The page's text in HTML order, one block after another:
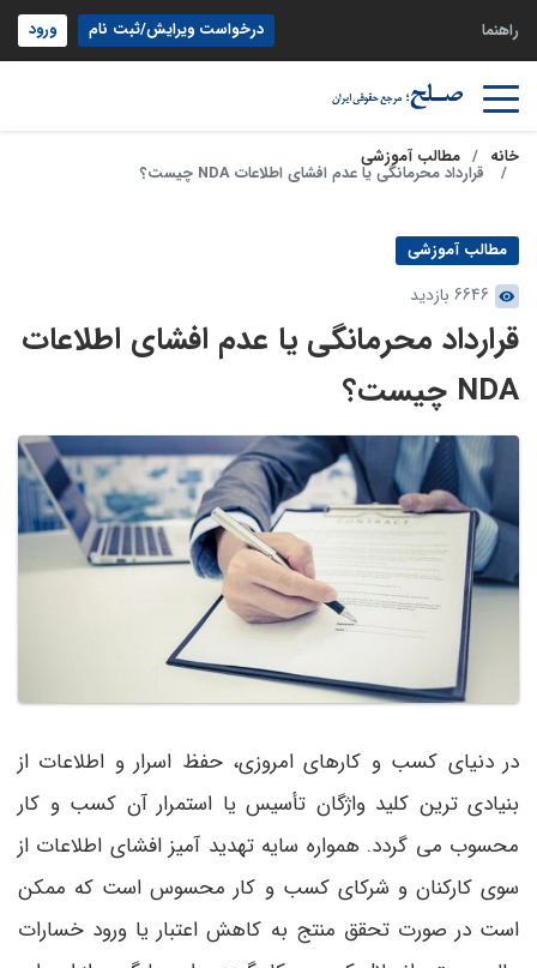
راهنما درخواست ویرایش/ثبت نام ورود
خانه مطالب آموزشی
قرارداد محرمانگی یا عدم افشای اطلاعات NDA چیست؟
مطالب آموزشی
6646 بازدید
قرارداد محرمانگی یا عدم افشای اطلاعات
NDA چیست؟
در دنیای کسب و کارهای امروزی، حفظ اسرار و اطلاعات از
بنیادی ترین کلید واژگان تأسیس یا استمرار آن کسب و کار
محسوب می گردد. همواره سایه تهدید آمیز افشای اطلاعات از
سوی کارکنان و شرکای کسب و کار محسوس است که ممکن
است در صورت تحقق منتج به کاهش اعتبار یا ورود خسارات